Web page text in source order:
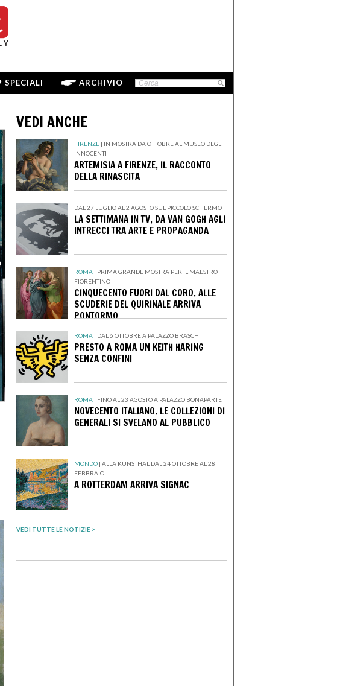
SPECIALI ARCHIVIO
VEDI ANCHE
FIRENZE | IN MOSTRA DA OTTOBRE AL MUSEO DEGLI
INNOCENTI
ARTEMISIA A FIRENZE, IL RACCONTO
DELLA RINASCITA
DAL 27 LUGLIO AL 2 AGOSTO SUL PICCOLO SCHERMO
LA SETTIMANA IN TV, DA VAN GOGH AGLI
INTRECCI TRA ARTE E PROPAGANDA
ROMA | PRIMA GRANDE MOSTRA PER IL MAESTRO
FIORENTINO
CINQUECENTO FUORI DAL CORO. ALLE
SCUDERIE DEL QUIRINALE ARRIVA
PONTORMO
ROMA | DAL 6 OTTOBRE A PALAZZO BRASCHI
PRESTO A ROMA UN KEITH HARING
SENZA CONFINI
ROMA | FINO AL 23 AGOSTO A PALAZZO BONAPARTE
NOVECENTO ITALIANO. LE COLLEZIONI DI
GENERALI SI SVELANO AL PUBBLICO
MONDO | ALLA KUNSTHAL DAL 24 OTTOBRE AL 28
FEBBRAIO
A ROTTERDAM ARRIVA SIGNAC
VEDI TUTTE LE NOTIZIE >